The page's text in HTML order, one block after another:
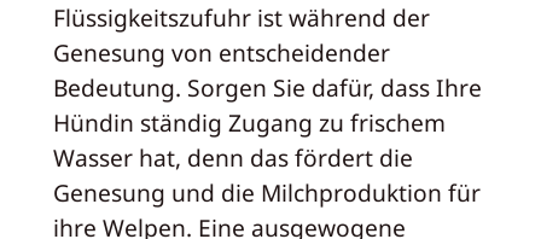
Flüssigkeitszufuhr ist während der
Genesung von entscheidender
Bedeutung. Sorgen Sie dafür, dass Ihre
Hündin ständig Zugang zu frischem
Wasser hat, denn das fördert die
Genesung und die Milchproduktion für
ihre Welpen. Eine ausgewogene